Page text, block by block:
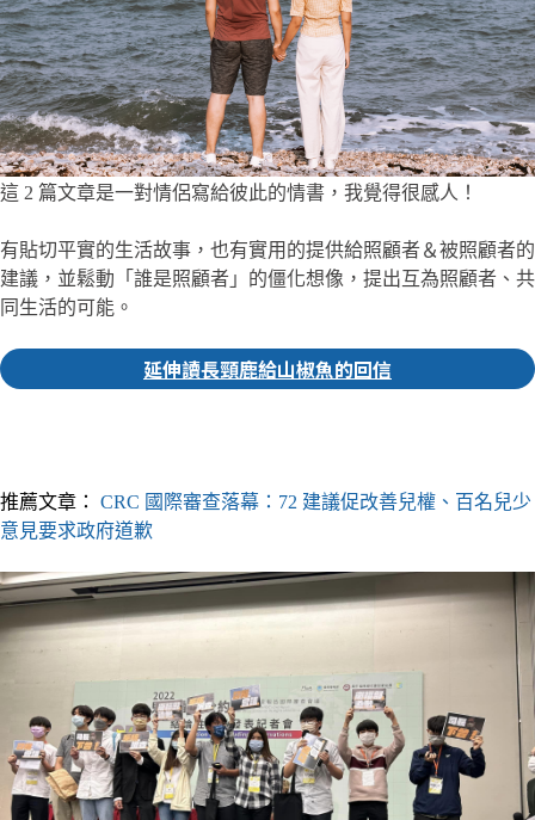
這 2 篇文章是一對情侶寫給彼此的情書，我覺得很感人！
有貼切平實的生活故事，也有實用的提供給照顧者＆被照顧者的
建議，並鬆動「誰是照顧者」的僵化想像，提出互為照顧者、共
同生活的可能。
延伸讀長頸鹿給山椒魚的回信
推薦文章： CRC 國際審查落幕：72 建議促改善兒權、百名兒少
意見要求政府道歉